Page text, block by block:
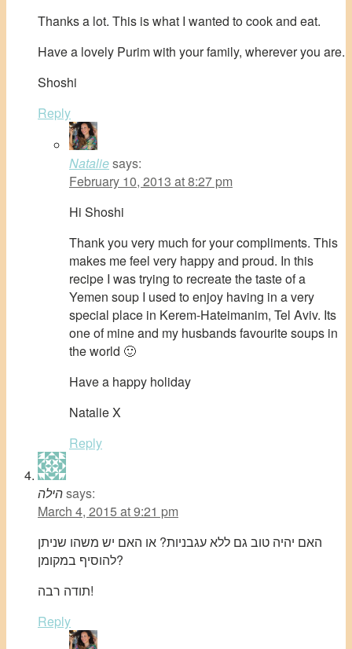
Thanks a lot. This is what I wanted to cook and eat.
Have a lovely Purim with your family, wherever you are.
Shoshi
Reply
Nataliesays:
February 10, 2013 at 8:27 pm
Hi Shoshi
Thank you very much for your compliments. This
makes me feel very happy and proud. In this
recipe I was trying to recreate the taste of a
Yemen soup I used to enjoy having in a very
special place in Kerem-Hateimanim, Tel Aviv. Its
one of mine and my husbands favourite soups in
the world 🙂
Have a happy holiday
Natalie X
Reply
הילהsays:
March 4, 2015 at 9:21 pm
האם יהיה טוב גם ללא עגבניות? או האם יש משהו שניתן
להוסיף במקומן?
תודה רבה!
Reply